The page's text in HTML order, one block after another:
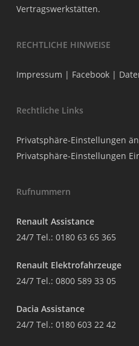
Vertragswerkstätten.
RECHTLICHE HINWEISE
Impressum | Facebook|
Rechtliche Links
Privatsphäre-Einstellungen
Privatsphäre-Einstellungen
Rufnummern
Renault Assistance
24/7 Tel.: 0180 63 65 365
Renault Elektrofahrzeuge
24/7 Tel.: 0800 589 33 05
Dacia Assistance
24/7 Tel.: 0180 603 22 42